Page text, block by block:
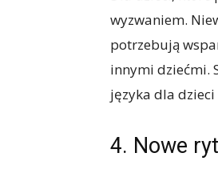
wyzwaniem.
potrzebują
innymi dziećmi.
języka dla
4. Nowe